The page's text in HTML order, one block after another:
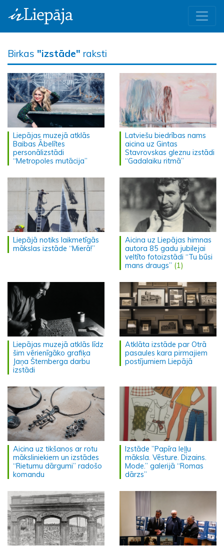
Birkas "izstāde" raksti
Liepājas muzejā atklās
Baibas Ābelītes
personālizstādi
“Metropoles mutācija”
Latviešu biedrības nams
aicina uz Gintas
Stavrovskas gleznu izstādi
“Gadalaiku ritmā”
Liepājā notiks laikmetīgās
mākslas izstāde “Mierā!”
Aicina uz Liepājas himnas
autora 85 gadu jubilejai
veltīto fotoizstādi “Tu būsi
mans draugs” (1)
Liepājas muzejā atklās līdz
šim vērienīgāko grafiķa
Jaņa Šternberga darbu
izstādi
Atklāta izstāde par Otrā
pasaules kara pirmajiem
postījumiem Liepājā
Aicina uz tikšanos ar rotu
māksliniekiem un izstādes
“Rietumu dārgumi” radošo
komandu
Izstāde ”Papīra leļļu
māksla. Vēsture. Dizains.
Mode.” galerijā “Romas
dārzs”